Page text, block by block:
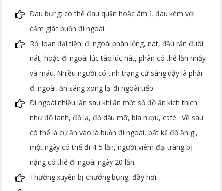
Đau bụng: có thể đau quặn hoặc âm ỉ, đau kèm với
cảm giác buồn đi ngoài.
Rối loạn đại tiện: đi ngoài phân lỏng, nát, đầu rắn đuôi
nát, hoặc đi ngoài lúc táo lúc nát, phân có thể lẫn nhầy
và máu. Nhiều người có tình trạng cứ sáng dậy là phải
đi ngoài, ăn sáng xong lại đi ngoài tiếp.
Đi ngoài nhiều lần sau khi ăn một số đồ ăn kích thích
như đồ tanh, đồ lạ, đồ dầu mỡ, bia rượu, café…Về sau
có thể là cứ ăn vào là buồn đi ngoài, bất kể đồ ăn gì,
một ngày có thể đi 4-5 lần, người viêm đại tràng bị
nặng có thể đi ngoài ngày 20 lần.
Thường xuyên bị chướng bụng, đầy hơi.